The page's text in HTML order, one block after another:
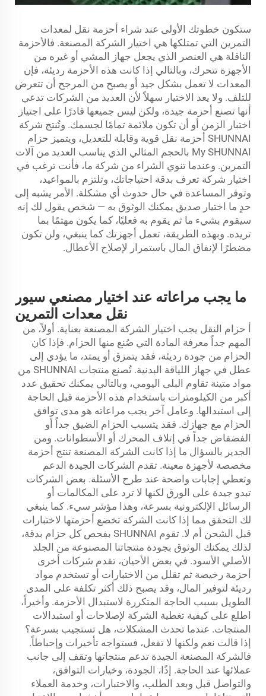
ستكون خطوتك الأولى عند شراء أحزمة نقل لمعدات
التمرين التي تمتلكها هي اختيار الشركة المصنعة. فالأحزمة
الناقلة هي العنصر الذي يجعل جهاز المشي أو غيره من
الأجهزة تتحرك، وبالتالي إذا كانت هذه الأحزمة رديئة، فإن
المعدات لا تعمل بشكل جيد أو يصبح من المرجح أن تتعرض
للتلف. ولا يعد الاختيار سهلاً لأن العديد من الشركات تدعي
أنها تصنع أحزمة جيدة، ولكن ليس جميعها قادرًا على اجتياز
اختبار الزمن أو أن تكون ملائمة تمامًا لجسمك. وتُنتج شركة
SHUNNAI أحزمة نقل قوية وقابلة للتعديل، ويتميز حزام
My SHUNNAI بالحجم المثالي الذي يناسب العديد من آلات
التمرين. وعندما تنوي الشراء من شركة ما، فأنت ترغب في
اختيار شركة تعرف بدقة احتياجاتك، وتلتزم بالمواعيد،
وتوفر المساعدة في حال حدوث أي مشكلة. الأمر يشبه إلى
حدٍ ما اختيار صديق يمكنك الوثوق به — شخص يقول لك إنه
سيقوم بشيء ما ثم يقوم به فعليًا، كما يكون مهتمًا بما
تريده. وبهذه الطريقة، تعمل أجهزتك كما ينبغي، ولن تكون
مضطرًا لإنفاق المال باستمرار لإصلاح الأعطال.
ما يجب مراعاته عند اختيار مصنعي سيور
نقل معدات التمرين
أ حزام النقل يجب اختيار الشركة المصنعة بعناية. أولاً، من
المهم جداً معرفة المادة التي صُنع منها الحزام. فإذا كان
الحزام من جودة رديئة، فقد يتمزق أو يمتد، ما يؤدي إلى
عطل في جهاز اللياقة البدنية. تُصنع منتجات SHUNNAI من
مواد متينة تقاوم البلى اليومي، وبالتالي يمكنك تحقيق عدد
أكبر من الكيلومترات باستخدام هذه الأحزمة قبل الحاجة
إلى استبدالها. وعامل آخر يجب مراعاته هو مدى توافق
الحزام مع جهازك. فقد يتسبب الحزام الضيق جداً أو
الفضفاض جداً في إتلاف المحرك أو الأسطوانات. ومن
الجدير بالسؤال ما إذا كانت الشركة المصنعة تنتج أحزمة
مخصصة لأجهزة معينة. تقدم الشركات الجيدة الدعم
وتعطي إجابات واضحة عند طرح الأسئلة. بعض الشركات
تبدو جيدة على الورق لكنها لا ترد على المكالمات أو
الرسائل الإلكترونية بسرعة، وهذا مؤشر سيء. كما ينبغي
لك التحقق مما إذا كانت الشركة تخضع أحزمتها لاختبارات
قبل الشحن أم لا. تقوم SHUNNAI بفحص كل حزام بدقة،
لذلك يمكنك الوثوق بجودة منتجاتنا المصنوعة من الجلد
الأصلي الأسود. في بعض الأحيان، تقدم شركات أخرى
أحزمة رخيصة ثم تقلل من الاختبارات أو تستخدم مواد
رديئة لتوفير المال، وقد يصبح ذلك أكثر تكلفة على المدى
الطويل بسبب الحاجة المتكررة لاستبدال الأحزمة. وأخيراً،
اطلع على كيفية تغطية الشركة لإصلاحات أو استبدالات
المنتجات. عندما تحدث المشكلات، هل تستجيب بسرعة؟
إذا قالت نعم ولكنها لا تفعل، فستواجه تأخيرات وإحباطاً.
فالشركة المصنعة الجيدة تدعم منتجاتها وتقف إلى جانب
عملائها عند الحاجة. إذًا، الجودة، وخيارات التوافق،
والتواصل قبل وبعد الطلب، والاختبارات، وخدمة العملاء